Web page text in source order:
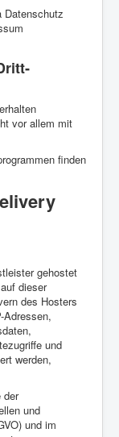
Datenschutz
vor allem mit
finden
gehostet
dieser
des Hosters
und
werden,
der
und
und im